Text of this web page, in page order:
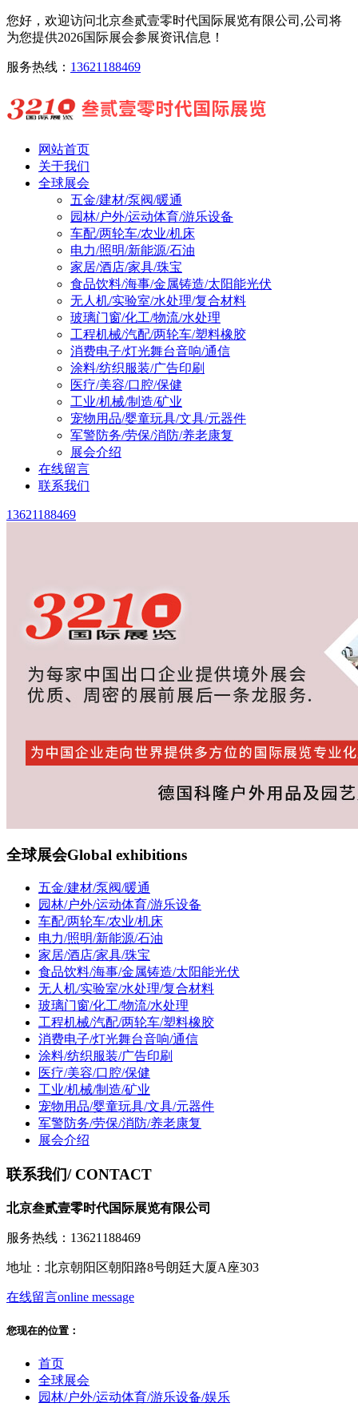
您好，欢迎访问北京叁贰壹零时代国际展览有限公司,公司将
为您提供2026国际展会参展资讯信息！
服务热线： 13621188469
网站首页
关于我们
全球展会
五金/建材/泵阀/暖通
园林/户外/运动体育/游乐设备
车配/两轮车/农业/机床
电力/照明/新能源/石油
家居/酒店/家具/珠宝
食品饮料/海事/金属铸造/太阳能光伏
无人机/实验室/水处理/复合材料
玻璃门窗/化工/物流/水处理
工程机械/汽配/两轮车/塑料橡胶
消费电子/灯光舞台音响/通信
涂料/纺织服装/广告印刷
医疗/美容/口腔/保健
工业/机械/制造/矿业
宠物用品/婴童玩具/文具/元器件
军警防务/劳保/消防/养老康复
展会介绍
在线留言
联系我们
13621188469
全球展会Global exhibitions
五金/建材/泵阀/暖通
园林/户外/运动体育/游乐设备
车配/两轮车/农业/机床
电力/照明/新能源/石油
家居/酒店/家具/珠宝
食品饮料/海事/金属铸造/太阳能光伏
无人机/实验室/水处理/复合材料
玻璃门窗/化工/物流/水处理
工程机械/汽配/两轮车/塑料橡胶
消费电子/灯光舞台音响/通信
涂料/纺织服装/广告印刷
医疗/美容/口腔/保健
工业/机械/制造/矿业
宠物用品/婴童玩具/文具/元器件
军警防务/劳保/消防/养老康复
展会介绍
联系我们/ CONTACT
北京叁贰壹零时代国际展览有限公司
服务热线：13621188469
地址：北京朝阳区朝阳路8号朗廷大厦A座303
在线留言online message
您现在的位置：
首页
全球展会
园林/户外/运动体育/游乐设备/娱乐